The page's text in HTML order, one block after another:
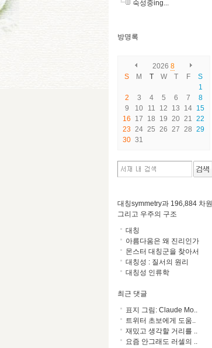
숙성중ing...
방명록
2026 8
S
M T W T F
S
1
2
3 4 5 6 7
8
9
10 11 12 13 14 15
16
17 18 19 20 21 22
23 24 25 26 27 28 29
30 31
대칭symmetry과 196,884 차원
그리고 우주의 구조
대칭
아름다움은 왜 진리인가
몬스터 대칭군을 찾아서
대칭성 : 질서의 원리
대칭성 인류학
최근 댓글
표지 그림: Claude Mo..
트위터 초보에게 도움..
재밌고 생각할 거리를 ..
요즘 안그래도 러셀의 ..